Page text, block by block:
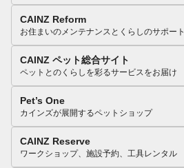
CAINZ Reform
お住まいのメンテナンスとくらしのサポート
CAINZ ペット総合サイト
ペットとのくらしを彩るサービスをお届け
Pet’s One
カインズが展開するペットショップ
CAINZ Reserve
ワークショップ、施設予約、工具レンタル